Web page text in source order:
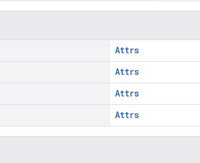
Attrs
Attrs
Attrs
Attrs